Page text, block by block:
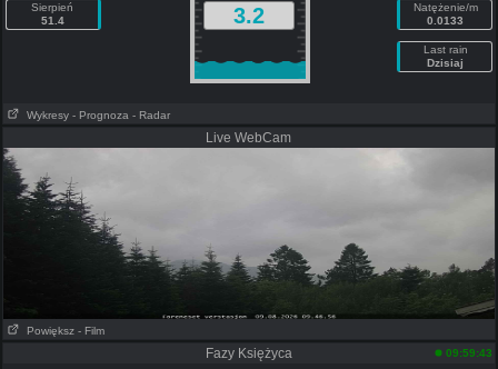
Sierpień
51.4
3.2
Natężenie/m
0.0133
Last rain
Dzisiaj
Wykresy - Prognoza - Radar
Live WebCam
Powiększ - Film
Fazy Księżyca 09:59:43